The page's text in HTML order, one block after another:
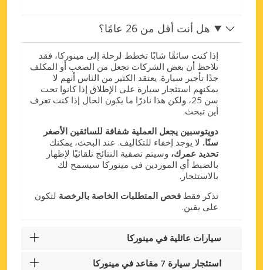
هل أنت أقل من 26 عامًا؟
إذا كنت سائقًا شابًا تخطط لرحلة إلى مينوركا، فقد
تلاحظ أن بعض الشركات تجعل من الصعب أو المكلف
جدًا تأجير سيارة. يعتقد الكثير من الناس أنهم لا
يمكنهم استئجار سيارة على الإطلاق إذا كانوا تحت
سن 25، ولكن هذا نادرًا ما يكون الحال إذا كنت تعرف
أين تبحث.
دويتوسبين يجعل العملية شفافة للسائقين الأصغر
سنًا. لا يوجد إخفاء للتكاليف. عند البحث، يمكنك
تحديد عمرك، وسيتم تصفية النتائج تلقائيًا لإظهار
بالضبط أي الموردين في مينوركا سيسمح لك
بالاستئجار.
تذكر فقط فحص المتطلبات الخاصة بالرخصة لتكون
على يقين.
سيارات عائلية في مينوركا
استئجار سيارة 7 مقاعد في مينوركا